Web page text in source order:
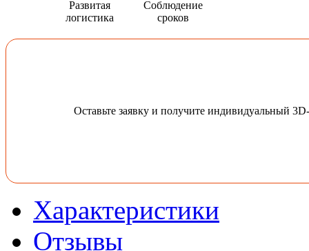
Развитая
логистика
Соблюдение
сроков
Оставьте заявку и получите индивидуальный
Характеристики
Отзывы